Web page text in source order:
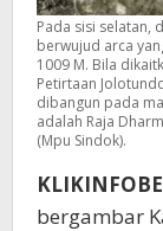
Pada sisi selatan,
berwujud arca
1009 M. Bila
Petirtaan
dibangun pada
adalah Raja
(Mpu Sindok).
bergambar